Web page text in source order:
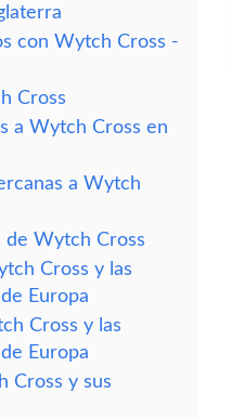
con Wytch Cross -
Cross
a Wytch Cross en
a Wytch
Wytch Cross
Cross y las
Europa
Cross y las
Europa
Cross y sus